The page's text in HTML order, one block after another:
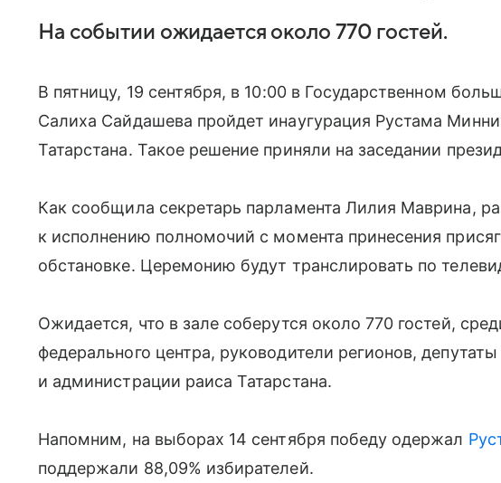
На событии ожидается около 770 гостей.
В пятницу, 19 сентября, в 10:00 в Государственном
Салиха Сайдашева пройдет инаугурация Рустама
Татарстана. Такое решение приняли на заседании
Как сообщила секретарь парламента Лилия Маврина,
к исполнению полномочий с момента принесения
обстановке. Церемонию будут транслировать по
Ожидается, что в зале соберутся около 770 гостей,
федерального центра, руководители регионов,
и администрации раиса Татарстана.
Напомним, на выборах 14 сентября победу одержал
поддержали 88,09% избирателей.